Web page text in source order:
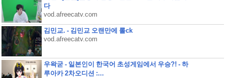
다
vod.afreecatv.com
김민교. - 김민교 오랜만에 롤ck
vod.afreecatv.com
우왁굳 - 일본인이 한국어 초성게임에서 우승?! - 하
루아카 2차오디션 :...